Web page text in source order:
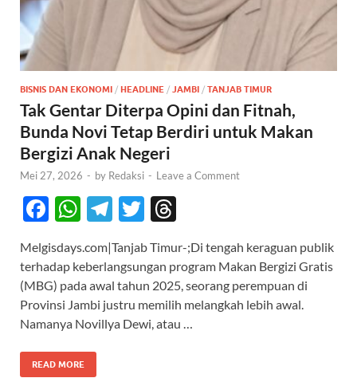
BISNIS DAN EKONOMI / HEADLINE / JAMBI / TANJAB TIMUR
Tak Gentar Diterpa Opini dan Fitnah,
Bunda Novi Tetap Berdiri untuk Makan
Bergizi Anak Negeri
Mei 27, 2026 - by Redaksi - Leave a Comment
F
e
b
o
o
k
W
at
s
A
p
p
T
e
gr
a
m
T
itt
er
e
a
ds
Melgisdays.com|Tanjab Timur-;Di tengah keraguan publik
terhadap keberlangsungan program Makan Bergizi Gratis
(MBG) pada awal tahun 2025, seorang perempuan di
Provinsi Jambi justru memilih melangkah lebih awal.
Namanya Novillya Dewi, atau …
READ MORE